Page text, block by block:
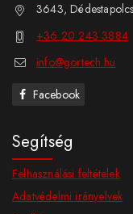
3643,
+36 20 243 3884
info@gortech.hu
Facebook
Segítség
Felhasználási feltételek
Adatvédelmi irányelvek